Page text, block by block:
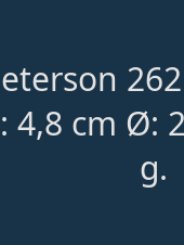
4,8 cm Ø:
g.